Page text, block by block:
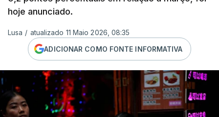
hoje anunciado.
Lusa / atualizado 11 Maio 2026, 08:35
ADICIONAR COMO FONTE INFORMATIVA